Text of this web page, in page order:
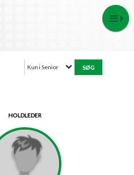
Kun i Senior
HOLDLEDER